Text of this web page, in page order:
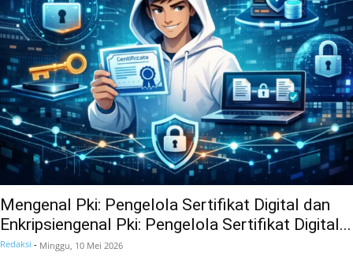
Mengenal Pki: Pengelola Sertifikat Digital dan
Enkripsiengenal Pki: Pengelola Sertifikat Digital...
Redaksi - Minggu, 10 Mei 2026